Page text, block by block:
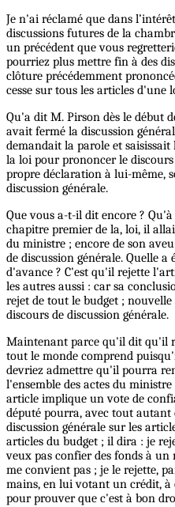
Je n'ai réclamé que dans
discussions futures de la
un précédent que vous
pourriez plus mettre fin à des
clôture précédemment
cesse sur tous les articles d'une
Qu'a dit M. Pirson dès le début
avait fermé la discussion
demandait la parole et
la loi pour prononcer le
propre déclaration à lui-même,
discussion générale.
Que vous a-t-il dit encore ?
chapitre premier de la, loi, il
du ministre ; encore de son
de discussion générale. Quelle
d'avance ? C'est qu'il rejette
les autres aussi : car sa
rejet de tout le budget ;
discours de discussion générale.
Maintenant parce qu'il dit qu'il
tout le monde comprend
devriez admettre qu'il pourra
l'ensemble des actes du
article implique un vote de
député pourra, avec tout
discussion générale sur les
articles du budget ; il dira : je
veux pas confier des fonds à
me convient pas ; je le rejette,
mains, en lui votant un crédit, à
pour prouver que c'est à bon